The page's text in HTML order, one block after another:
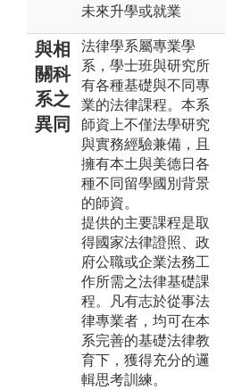
未來升學或就業
與相
關科
系之
異同
法律學系屬專業學
系，學士班與研究所
有各種基礎與不同專
業的法律課程。本系
師資上不僅法學研究
與實務經驗兼備，且
擁有本土與美德日各
種不同留學國別背景
的師資。
提供的主要課程是取
得國家法律證照、政
府公職或企業法務工
作所需之法律基礎課
程。凡有志於從事法
律專業者，均可在本
系完善的基礎法律教
育下，獲得充分的邏
輯思考訓練。